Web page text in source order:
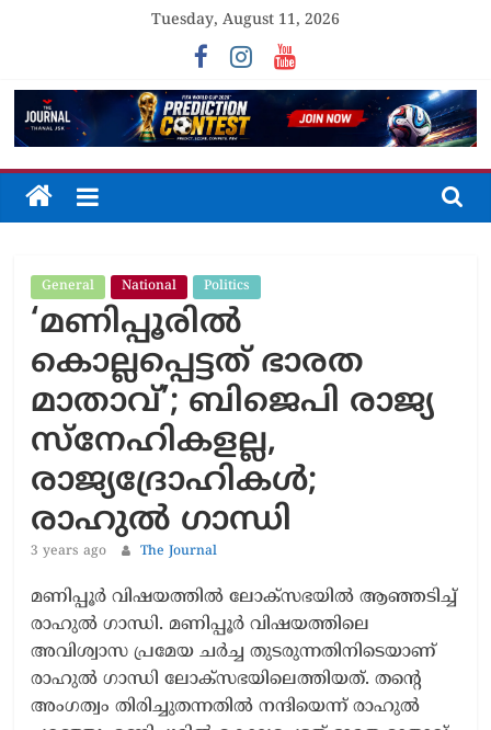
Tuesday, August 11, 2026
The
Unfolding
The
General National Politics
‘മണിപ്പൂരിൽ
കൊല്ലപ്പെട്ടത് ഭാരത
മാതാവ്’; ബിജെപി രാജ്യ
സ്നേഹികളല്ല,
രാജ്യദ്രോഹികൾ;
രാഹുൽ ഗാന്ധി
3 years ago The Journal
മണിപ്പൂർ വിഷയത്തിൽ ലോക്സഭയിൽ ആഞ്ഞടിച്ച്
രാഹുൽ ഗാന്ധി. മണിപ്പൂർ വിഷയത്തിലെ
അവിശ്വാസ പ്രമേയ ചർച്ച തുടരുന്നതിനിടെയാണ്
രാഹുൽ ​ഗാന്ധി ലോക്സഭയിലെത്തിയത്. തന്റെ
അം​ഗത്വം തിരിച്ചുതന്നതിൽ നന്ദിയെന്ന് രാഹുൽ